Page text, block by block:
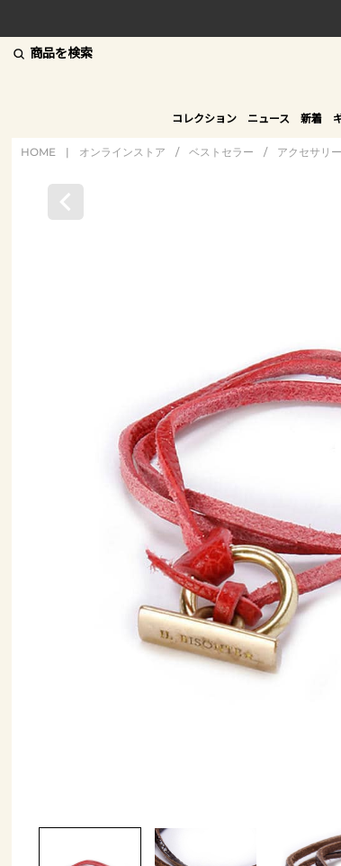
商品を検索
コレクション ニュース 新着
HOME | オンラインストア / ベストセラー / アクセサリー